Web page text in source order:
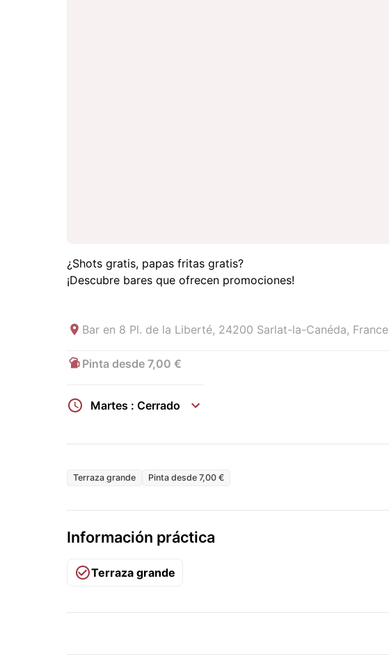
¿Shots gratis, papas fritas gratis?
¡Descubre bares que ofrecen promociones!
Bar en 8 Pl. de la Liberté, 24200 Sarlat-la-Canéda, France
Pinta desde 7,00 €
Martes : Cerrado
Terraza grande Pinta desde 7,00 €
Información práctica
Terraza grande